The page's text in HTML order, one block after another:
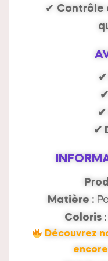
✔ Contrôle
✔
✔
✔
Matière :
Coloris :
Découvrez